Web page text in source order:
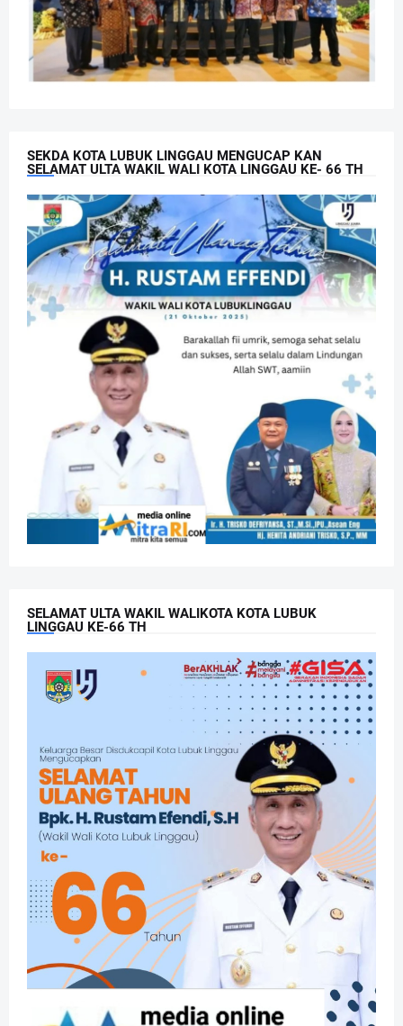
SEKDA KOTA LUBUK LINGGAU MENGUCAP KAN
SELAMAT ULTA WAKIL WALI KOTA LINGGAU KE- 66 TH
SELAMAT ULTA WAKIL WALIKOTA KOTA LUBUK
LINGGAU KE-66 TH